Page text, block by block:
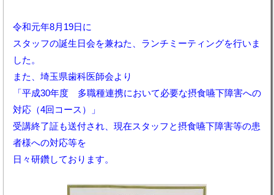
令和元年8月19日に
スタッフの誕生日会を兼ねた、ランチミーティングを行いま
した。
また、埼玉県歯科医師会より
「平成30年度 多職種連携において必要な摂食嚥下障害への
対応（4回コース）」
受講終了証も送付され、現在スタッフと摂食嚥下障害等の患
者様への対応等を
日々研鑽しております。